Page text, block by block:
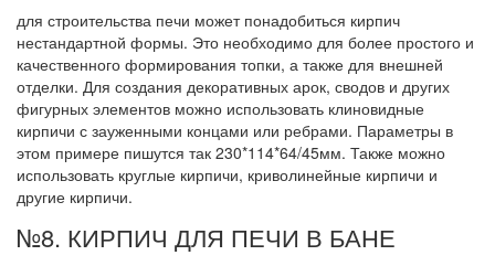
для строительства печи может понадобиться кирпич
нестандартной формы. Это необходимо для более простого и
качественного формирования топки, а также для внешней
отделки. Для создания декоративных арок, сводов и других
фигурных элементов можно использовать клиновидные
кирпичи с зауженными концами или ребрами. Параметры в
этом примере пишутся так 230*114*64/45мм. Также можно
использовать круглые кирпичи, криволинейные кирпичи и
другие кирпичи.
№8. КИРПИЧ ДЛЯ ПЕЧИ В БАНЕ